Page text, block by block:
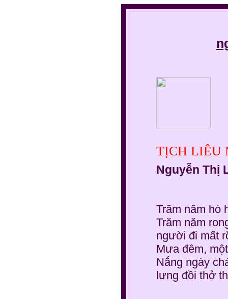
TỊCH LIÊU
Nguyễn Thị
Trăm năm hò
Trăm năm
người đi mất
Mưa đêm,
Nắng ngày
lưng đồi thở